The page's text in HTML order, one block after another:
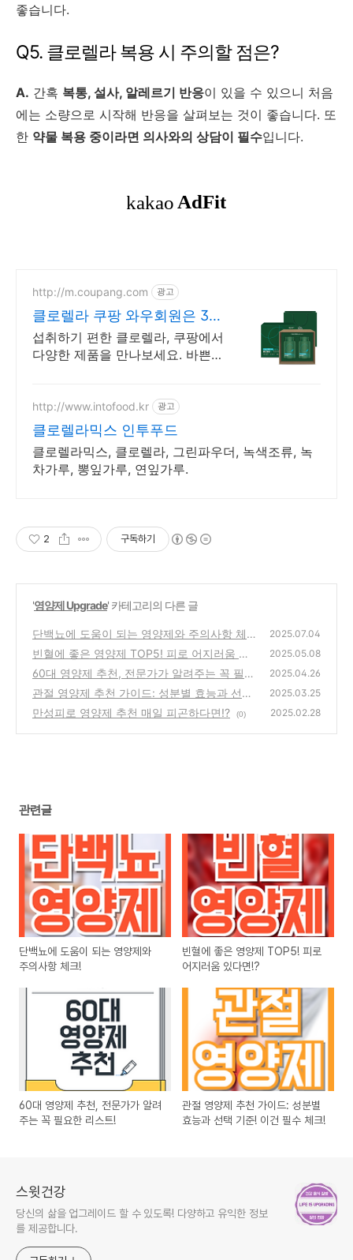
좋습니다.
Q5. 클로렐라 복용 시 주의할 점은?
A. 간혹 복통, 설사, 알레르기 반응이 있을 수 있으니 처음
에는 소량으로 시작해 반응을 살펴보는 것이 좋습니다. 또
한 약물 복용 중이라면 의사와의 상담이 필수입니다.
http://m.coupang.com 광고
클로렐라 쿠팡 와우회원은 30
일 무료반품
섭취하기 편한 클로렐라, 쿠팡에서
다양한 제품을 만나보세요. 바쁜
http://www.intofood.kr 광고
클로렐라믹스 인투푸드
클로렐라믹스, 클로렐라, 그린파우더, 녹색조류, 녹
차가루, 뽕잎가루, 연잎가루.
2 구독하기
'영양제 Upgrade' 카테고리의 다른 글
단백뇨에 도움이 되는 영양제와 주의사항 체
크!
(0)
2025.07.04
빈혈에 좋은 영양제 TOP5! 피로 어지러움 있
다면!?
(2)
2025.05.08
60대 영양제 추천, 전문가가 알려주는 꼭 필요
한 리스트!
(0)
2025.04.26
관절 영양제 추천 가이드: 성분별 효능과 선택
기준! 이건 필수 체크!
(2)
2025.03.25
만성피로 영양제 추천 매일 피곤하다면!? (0) 2025.02.28
관련글
단백뇨에 도움이 되는 영양제와
주의사항 체크!
빈혈에 좋은 영양제 TOP5! 피로
어지러움 있다면!?
60대 영양제 추천, 전문가가 알려
주는 꼭 필요한 리스트!
관절 영양제 추천 가이드: 성분별
효능과 선택 기준! 이건 필수 체크!
스윗건강
당신의 삶을 업그레이드 할 수 있도록! 다양하고 유익한 정보
를 제공합니다.